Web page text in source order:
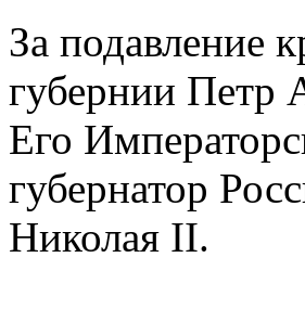
За подавление
губернии Петр
Его
губернатор
Николая II.